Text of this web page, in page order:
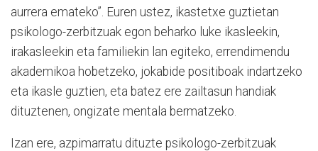
aurrera emateko”. Euren ustez, ikastetxe guztietan
psikologo-zerbitzuak egon beharko luke ikasleekin,
irakasleekin eta familiekin lan egiteko, errendimendu
akademikoa hobetzeko, jokabide positiboak indartzeko
eta ikasle guztien, eta batez ere zailtasun handiak
dituztenen, ongizate mentala bermatzeko.
Izan ere, azpimarratu dituzte psikologo-zerbitzuak